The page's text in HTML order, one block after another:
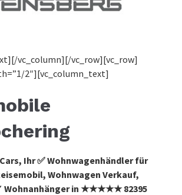
vc_column][/vc_row][vc_row]
2″][vc_column_text]
Ihr ✅ Wohnwagenhändler für
Wohnwagen Verkauf,
Wohnanhänger in ★★★★★ 82395